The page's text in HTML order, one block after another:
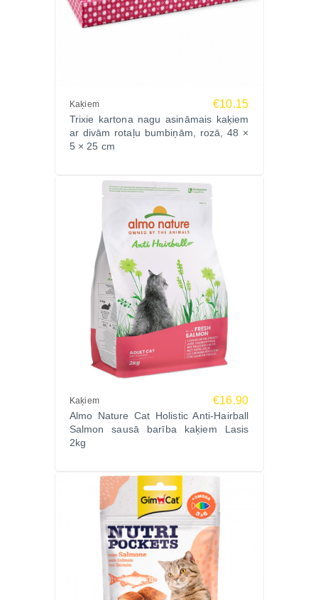
Kaķiem €10.15
Trixie kartona nagu asināmais kaķiem
ar divām rotaļu bumbiņām, rozā, 48 ×
5 × 25 cm
Kaķiem €16.90
Almo Nature Cat Holistic Anti-Hairball
Salmon sausā barība kaķiem Lasis
2kg